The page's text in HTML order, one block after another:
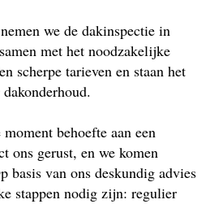
we de dakinspectie in
met het noodzakelijke
scherpe tarieven en staan het
behoefte aan een
ons gerust, en we komen
basis van ons deskundig advies
stappen nodig zijn: regulier